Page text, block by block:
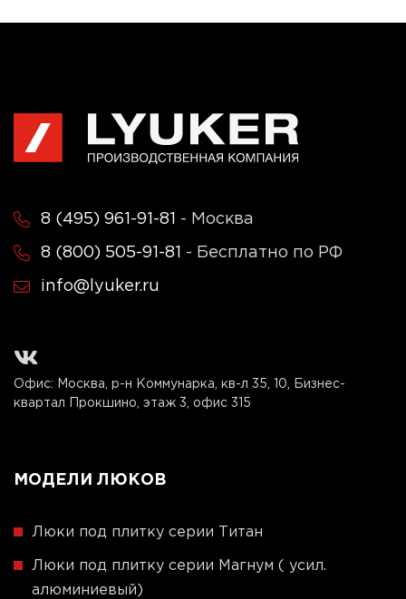
8 (495) 961-91-81 - Москва
8 (800) 505-91-81 - Бесплатно по РФ
info@lyuker.ru
Офис: Москва, р-н Коммунарка, кв-л 35, 10, Бизнес-
квартал Прокшино, этаж 3, офис 315
МОДЕЛИ ЛЮКОВ
Люки под плитку серии Титан
Люки под плитку серии Магнум ( усил.
алюминиевый)